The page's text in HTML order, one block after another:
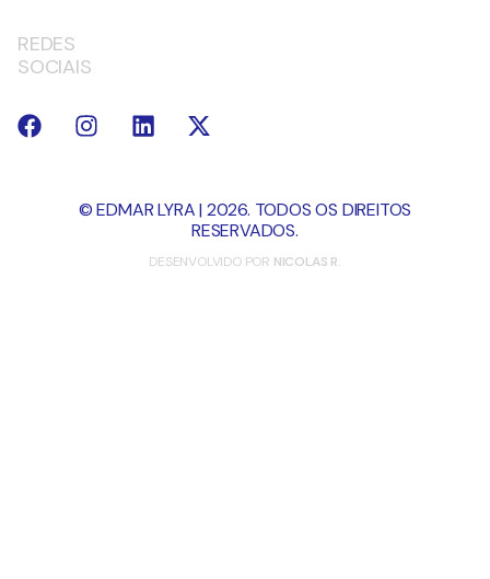
REDES
SOCIAIS
© EDMAR LYRA | 2026. TODOS OS DIREITOS
RESERVADOS.
DESENVOLVIDO POR NICOLAS R.